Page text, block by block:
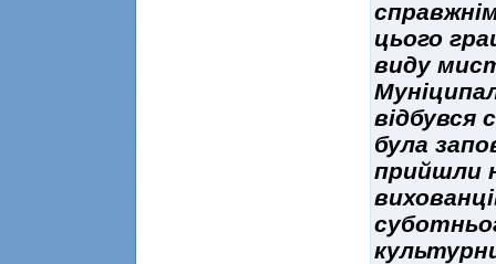
цього
виду
відбувся
була
прийшли